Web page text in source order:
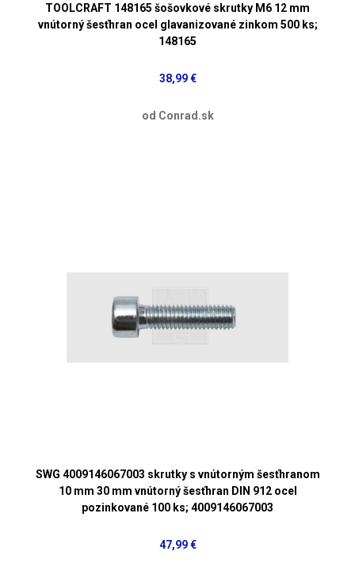
TOOLCRAFT 148165 šošovkové skrutky M6 12 mm
vnútorný šesťhran ocel glavanizované zinkom 500 ks;
148165
38,99 €
od Conrad.sk
SWG 4009146067003 skrutky s vnútorným šesťhranom
10 mm 30 mm vnútorný šesťhran DIN 912 ocel
pozinkované 100 ks; 4009146067003
47,99 €